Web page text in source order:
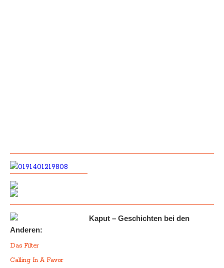
Kaput – Geschichten bei den
Anderen:
Das Filter
Calling In A Favor